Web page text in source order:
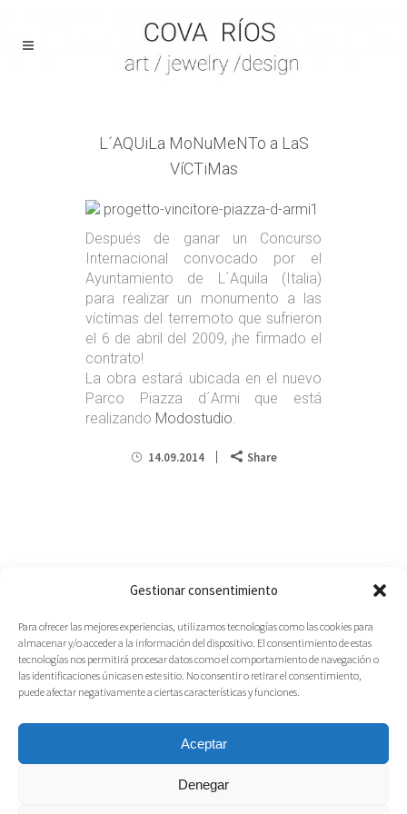
Gestionar consentimiento
Para ofrecer las mejores experiencias, utilizamos tecnologías como las cookies para
almacenar y/o acceder a la información del dispositivo. El consentimiento de estas
tecnologías nos permitirá procesar datos como el comportamiento de navegación o
las identificaciones únicas en este sitio. No consentir o retirar el consentimiento,
puede afectar negativamente a ciertas características y funciones.
Aceptar
Denegar
L´AQUiLa MoNuMeNTo a LaS
VíCTiMas
Después de ganar un Concurso
Internacional convocado por el
Ayuntamiento de L´Aquila (Italia)
para realizar un monumento a las
víctimas del terremoto que sufrieron
el 6 de abril del 2009, ¡he firmado el
contrato!
La obra estará ubicada en el nuevo
Parco Piazza d´Armi que está
realizando Modostudio.
14.09.2014 Share